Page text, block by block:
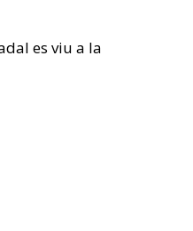
es viu a la